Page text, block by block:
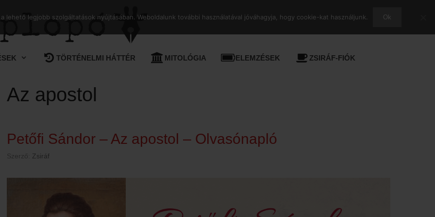
TÖRTÉNELMI HÁTTÉR MITOLÓGIA ELEMZÉSEK ZSIRÁF-FIÓK
Az apostol
Petőfi Sándor – Az apostol – Olvasónapló
Szerző: Zsiráf
legjobb szolgáltatások nyújtásában. Weboldalunk további használatával jóváhagyja, hogy cookie-kat használjunk. Ok